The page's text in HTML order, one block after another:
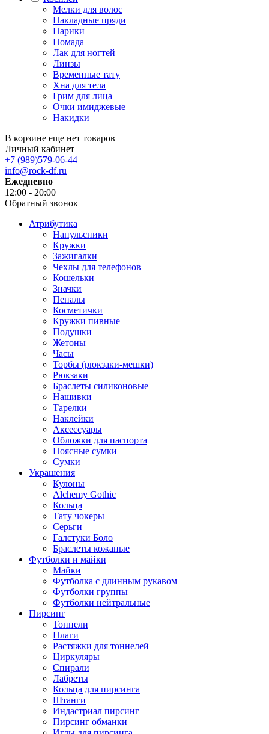
Мелки для волос
Накладные пряди
Парики
Помада
Лак для ногтей
Линзы
Временные тату
Хна для тела
Грим для лица
Очки имиджевые
Накидки
В корзине еще нет товаров
Личный кабинет
+7 (989)579-06-44
info@rock-df.ru
Ежедневно
12:00 - 20:00
Обратный звонок
Атрибутика
Напульсники
Кружки
Зажигалки
Чехлы для телефонов
Кошельки
Значки
Пеналы
Косметички
Кружки пивные
Подушки
Жетоны
Часы
Торбы (рюкзаки-мешки)
Рюкзаки
Браслеты силиконовые
Нашивки
Тарелки
Наклейки
Аксессуары
Обложки для паспорта
Поясные сумки
Сумки
Украшения
Кулоны
Alchemy Gothic
Кольца
Тату чокеры
Серьги
Галстуки Боло
Браслеты кожаные
Футболки и майки
Майки
Футболка с длинным рукавом
Футболки группы
Футболки нейтральные
Пирсинг
Тоннели
Плаги
Растяжки для тоннелей
Циркуляры
Спирали
Лабреты
Кольца для пирсинга
Штанги
Индастриал пирсинг
Пирсинг обманки